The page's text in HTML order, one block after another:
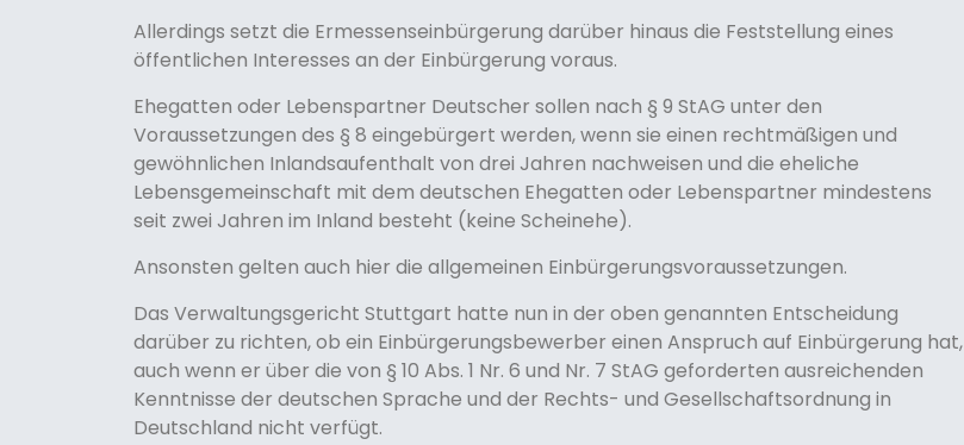
Allerdings setzt die Ermessenseinbürgerung darüber hinaus die Feststellung eines
öffentlichen Interesses an der Einbürgerung voraus.
Ehegatten oder Lebenspartner Deutscher sollen nach § 9 StAG unter den
Voraussetzungen des § 8 eingebürgert werden, wenn sie einen rechtmäßigen und
gewöhnlichen Inlandsaufenthalt von drei Jahren nachweisen und die eheliche
Lebensgemeinschaft mit dem deutschen Ehegatten oder Lebenspartner mindestens
seit zwei Jahren im Inland besteht (keine Scheinehe).
Ansonsten gelten auch hier die allgemeinen Einbürgerungsvoraussetzungen.
Das Verwaltungsgericht Stuttgart hatte nun in der oben genannten Entscheidung
darüber zu richten, ob ein Einbürgerungsbewerber einen Anspruch auf Einbürgerung hat,
auch wenn er über die von § 10 Abs. 1 Nr. 6 und Nr. 7 StAG geforderten ausreichenden
Kenntnisse der deutschen Sprache und der Rechts- und Gesellschaftsordnung in
Deutschland nicht verfügt.